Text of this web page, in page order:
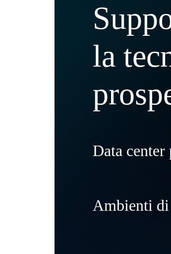
la
Data
Modernizza e
di lavoro
Ambienti